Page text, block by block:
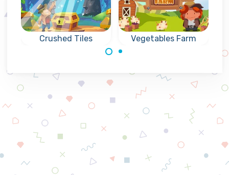
Crushed Tiles
Juego de colapsar
tres en raya,
colapsa fichas y
alcanzar los
objetivos.
Vegetables Farm
Eliminar todas las
verduras haciendo
colapsar grupos
iguales.